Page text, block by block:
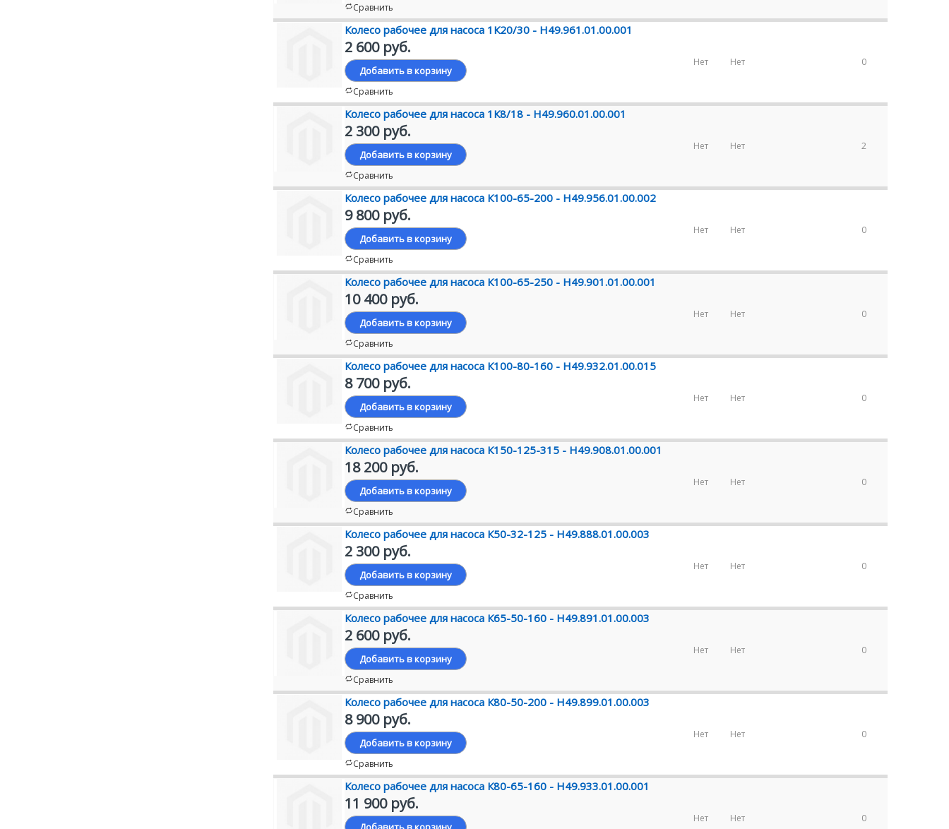
Сравнить
Колесо рабочее для насоса 1К20/30 - Н49.961.01.00.001
2 600 руб.
Добавить в корзину
Сравнить
Нет Нет 0
Колесо рабочее для насоса 1К8/18 - Н49.960.01.00.001
2 300 руб.
Добавить в корзину
Сравнить
Нет Нет 2
Колесо рабочее для насоса К100-65-200 - Н49.956.01.00.002
9 800 руб.
Добавить в корзину
Сравнить
Нет Нет 0
Колесо рабочее для насоса К100-65-250 - Н49.901.01.00.001
10 400 руб.
Добавить в корзину
Сравнить
Нет Нет 0
Колесо рабочее для насоса К100-80-160 - Н49.932.01.00.015
8 700 руб.
Добавить в корзину
Сравнить
Нет Нет 0
Колесо рабочее для насоса К150-125-315 - Н49.908.01.00.001
18 200 руб.
Добавить в корзину
Сравнить
Нет Нет 0
Колесо рабочее для насоса К50-32-125 - Н49.888.01.00.003
2 300 руб.
Добавить в корзину
Сравнить
Нет Нет 0
Колесо рабочее для насоса К65-50-160 - Н49.891.01.00.003
2 600 руб.
Добавить в корзину
Сравнить
Нет Нет 0
Колесо рабочее для насоса К80-50-200 - Н49.899.01.00.003
8 900 руб.
Добавить в корзину
Сравнить
Нет Нет 0
Колесо рабочее для насоса К80-65-160 - Н49.933.01.00.001
11 900 руб.
Нет Нет 0